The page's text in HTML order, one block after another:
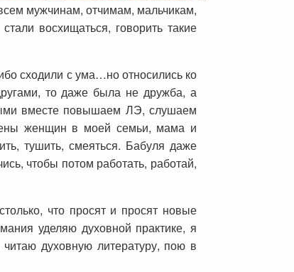
мужчинам, отчимам, мальчикам,
восхищаться, говорить такие
сходили с ума…но относились ко
то даже была не дружба, а
вместе повышаем ЛЭ, слушаем
женщин в моей семьи, мама и
тушить, смеяться. Бабуля даже
чтобы потом работать, работай,
что просят и просят новые
уделяю духовной практике, я
духовную литературу, пою в